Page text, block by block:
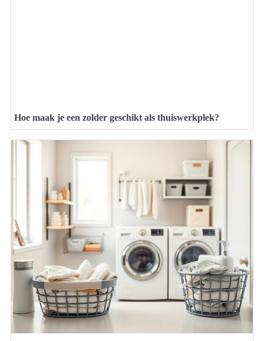
Hoe maak je een zolder geschikt als thuiswerkplek?